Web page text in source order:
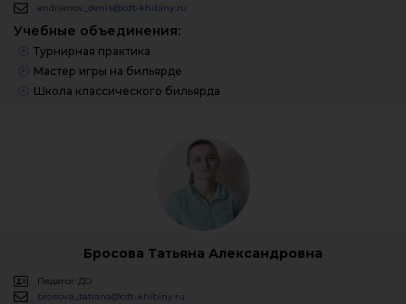
andrianov_denis@cdt-khibiny.ru
Учебные объединения:
Турнирная практика
Мастер игры на бильярде
Школа классического бильярда
Бросова Татьяна Александровна
Педагог ДО
brosova_tatiana@cdt-khibiny.ru